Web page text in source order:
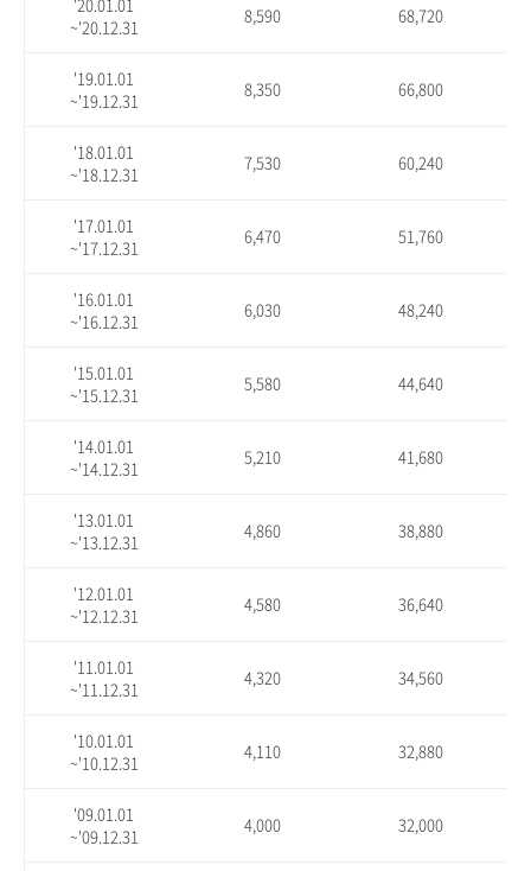
~'20.12.31
8,590 68,720
'19.01.01
~'19.12.31
8,350 66,800
'18.01.01
~'18.12.31
7,530 60,240
'17.01.01
~'17.12.31
6,470 51,760
'16.01.01
~'16.12.31
6,030 48,240
'15.01.01
~'15.12.31
5,580 44,640
'14.01.01
~'14.12.31
5,210 41,680
'13.01.01
~'13.12.31
4,860 38,880
'12.01.01
~'12.12.31
4,580 36,640
'11.01.01
~'11.12.31
4,320 34,560
'10.01.01
~'10.12.31
4,110 32,880
'09.01.01
~'09.12.31
4,000 32,000